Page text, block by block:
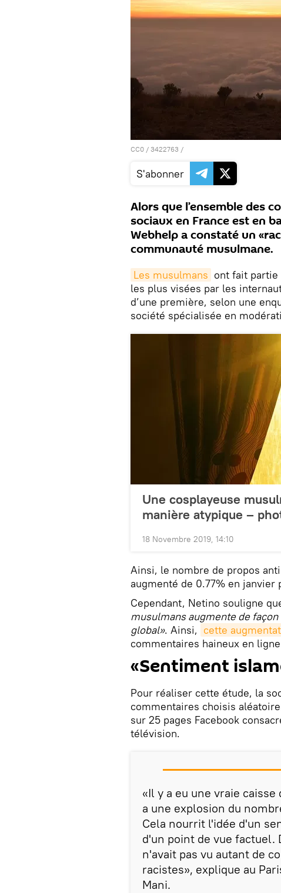
CC0 / 3422763 /
S'abonner
Alors que l’ensemble des
sociaux en France est en
Webhelp a constaté un
communauté musulmane.
Les musulmans ont fait partie
les plus visées par les
d’une première, selon une
société spécialisée en
Une cosplayeuse
manière atypique –
18 Novembre 2019, 14:10
Ainsi, le nombre de propos
augmenté de 0.77% en
Cependant, Netino souligne
musulmans augmente de
global». Ainsi, cette
commentaires haineux en
«Sentiment
Pour réaliser cette étude, la
commentaires choisis
sur 25 pages Facebook
télévision.
«Il y a eu une vraie
a une explosion du
Cela nourrit l'idée d'un
d'un point de vue factuel.
n'avait pas vu autant de
racistes», explique au
Mani.